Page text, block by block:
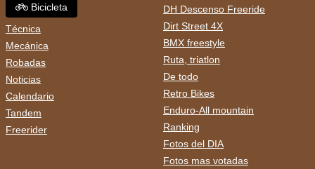
Bicicleta
Técnica
Mecánica
Robadas
Noticias
Calendario
Tandem
Freerider
DH Descenso Freeride
Dirt Street 4X
BMX freestyle
Ruta, triatlon
De todo
Retro Bikes
Enduro-All mountain
Ranking
Fotos del DIA
Fotos mas votadas